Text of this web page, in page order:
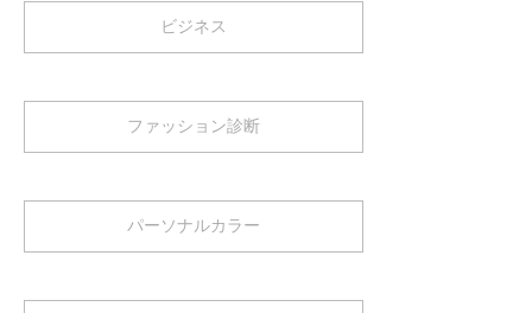
ビジネス
ファッション診断
パーソナルカラー